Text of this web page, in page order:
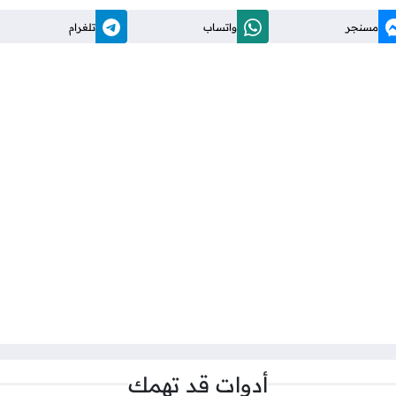
مسنجر واتساب تلغرام
أدوات قد تهمك